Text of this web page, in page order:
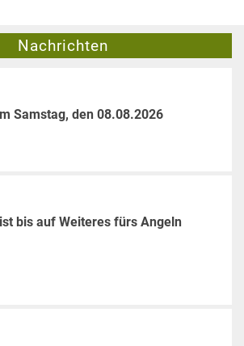
Nachrichten
Samstag, den 08.08.2026
bis auf Weiteres fürs Angeln